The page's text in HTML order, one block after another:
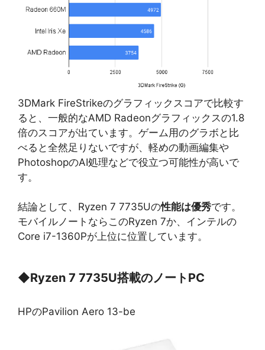
3DMark FireStrikeのグラフィックスコアで比較す
ると、一般的なAMD Radeonグラフィックスの1.8
倍のスコアが出ています。ゲーム用のグラボと比
べると全然足りないですが、軽めの動画編集や
PhotoshopのAI処理などで役立つ可能性が高いで
す。
結論として、Ryzen 7 7735Uの性能は優秀です。
モバイルノートならこのRyzen 7か、インテルの
Core i7-1360Pが上位に位置しています。
◆Ryzen 7 7735U搭載のノートPC
HPのPavilion Aero 13-be